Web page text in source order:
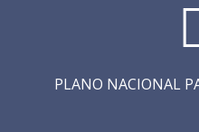
PLANO NACIONAL